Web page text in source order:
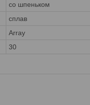
со шпеньком
сплав
Array
30